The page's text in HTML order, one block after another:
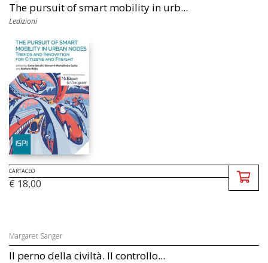
The pursuit of smart mobility in urb...
Ledizioni
CARTACEO
€ 18,00
Margaret Sanger
Il perno della civiltà. Il controllo...